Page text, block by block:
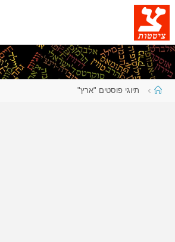
דלגו
לתוכן
עמודתיוגי פוסטים "ארץ"